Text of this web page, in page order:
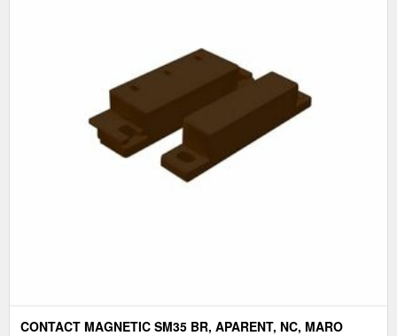
CONTACT MAGNETIC SM35 BR, APARENT, NC, MARO